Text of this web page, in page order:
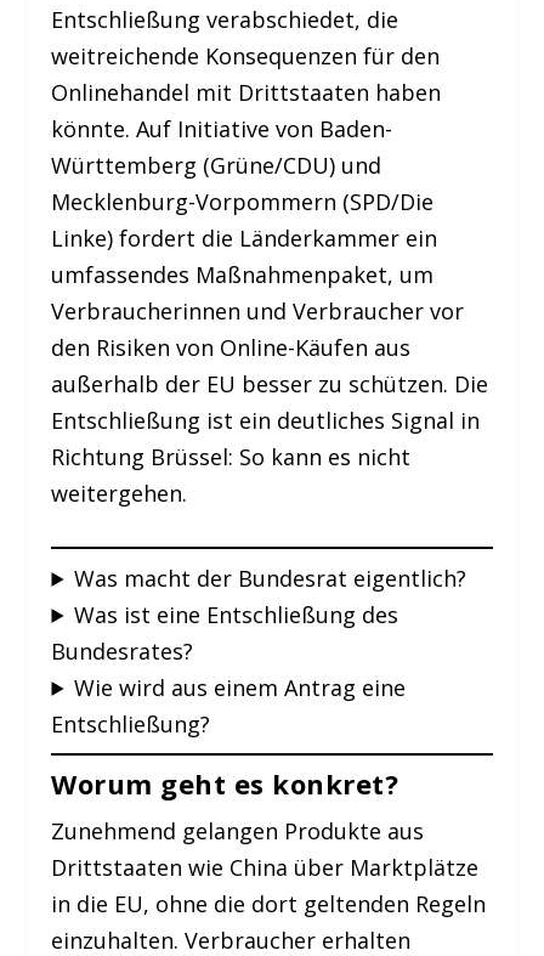
Entschließung verabschiedet, die
weitreichende Konsequenzen für den
Onlinehandel mit Drittstaaten haben
könnte. Auf Initiative von Baden-
Württemberg (Grüne/CDU) und
Mecklenburg-Vorpommern (SPD/Die
Linke) fordert die Länderkammer ein
umfassendes Maßnahmenpaket, um
Verbraucherinnen und Verbraucher vor
den Risiken von Online-Käufen aus
außerhalb der EU besser zu schützen. Die
Entschließung ist ein deutliches Signal in
Richtung Brüssel: So kann es nicht
weitergehen.
Was macht der Bundesrat eigentlich?
Was ist eine Entschließung des
Bundesrates?
Wie wird aus einem Antrag eine
Entschließung?
Worum geht es konkret?
Zunehmend gelangen Produkte aus
Drittstaaten wie China über Marktplätze
in die EU, ohne die dort geltenden Regeln
einzuhalten. Verbraucher erhalten